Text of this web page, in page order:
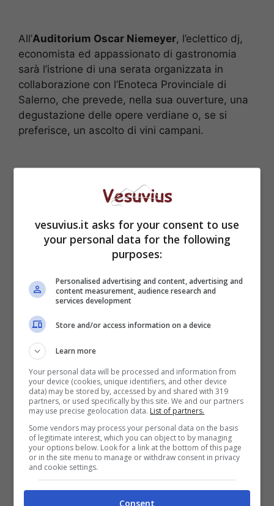
All’Auditorium Oscar Niemeyer, l’eclettico dj,
economista ed appassionato di gastronomia
sarà l’istrione di una serata organizzata in
collaborazione con l’Enoteca Provinciale di
Salerno, che prevede, nella sua ouverture, una
degustazione delle opere verdiane o, se si
preferisce, un ascolto di vini campani.
Per info e prenotazioni 089.858422,
vesuvius.it asks for your consent to use
your personal data for the following
purposes:
Personalised advertising and content, advertising and
content measurement, audience research and
services development
Store and/or access information on a device
Learn more
Your personal data will be processed and information from
your device (cookies, unique identifiers, and other device
data) may be stored by, accessed by and shared with 319
partners, or used specifically by this site. We and our partners
may use precise geolocation data. List of partners.
Some vendors may process your personal data on the basis
of legitimate interest, which you can object to by managing
your options below. Look for a link at the bottom of this page
or in the site menu to manage or withdraw consent in privacy
and cookie settings.
Consent